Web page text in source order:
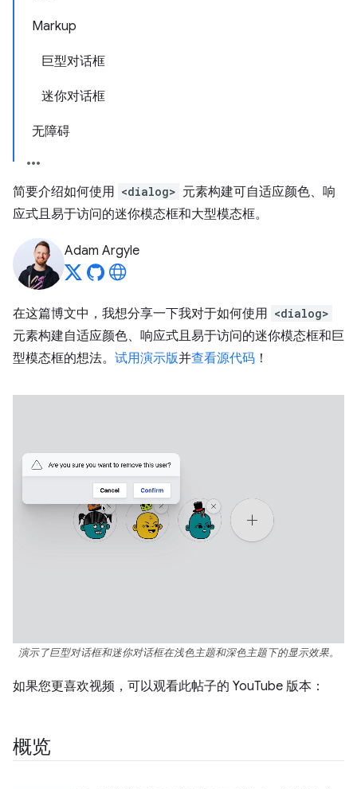
Markup
巨型对话框
迷你对话框
无障碍
简要介绍如何使用 <dialog> 元素构建可自适应颜色、响
应式且易于访问的迷你模态框和大型模态框。
Adam Argyle
在这篇博文中，我想分享一下我对于如何使用 <dialog>
元素构建自适应颜色、响应式且易于访问的迷你模态框和巨
型模态框的想法。 试用演示版并查看源代码 ！
演示了巨型对话框和迷你对话框在浅色主题和深色主题下的显示效果。
如果您更喜欢视频，可以观看此帖子的 YouTube 版本：
概览